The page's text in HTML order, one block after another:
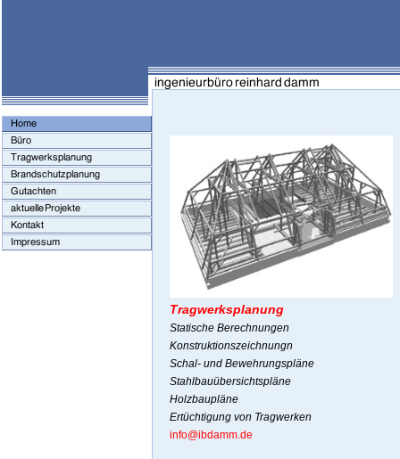
Tragwerksplanung
Statische Berechnungen
Konstruktionszeichnungn
Schal- und Bewehrungspläne
Stahlbauübersichtspläne
Holzbaupläne
Ertüchtigung von Tragwerken
info@ibdamm.de